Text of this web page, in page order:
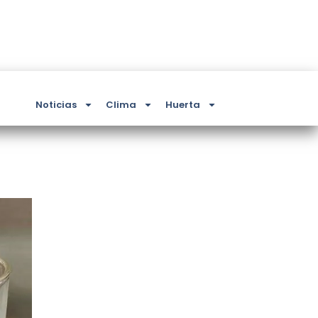
Noticias Clima Huerta